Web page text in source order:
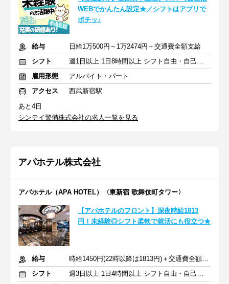
WEBでかんたん設定★／シフトはアプリで
ポチッ♪
給与
日給1万500円～1万2474円＋交通費全額支給
シフト
週1日以上 1日8時間以上 シフト自由・自己申告
雇用形態
アルバイト・パート
アクセス
西武新宿駅
あと4日
シンテイ警備株式会社の求人一覧を見る
アパホテル株式会社
アパホテル（APA HOTEL）〈東新宿 歌舞伎町タワー〉
【アパホテルのフロント】深夜時給1813
円！未経験◎シフト柔軟で就活にも役立つ★
給与
時給1450円(22時以降は1813円)＋交通費全額支給
シフト
週3日以上 1日4時間以上 シフト自由・自己申告